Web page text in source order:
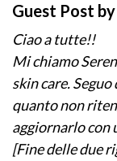
Guest Post
Ciao a tutte!!
Mi chiamo
skin care.
quanto non
aggiornarlo con
[Fine delle due